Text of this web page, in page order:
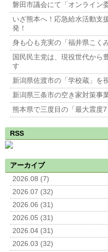
磐田市議会にて「オンライン
いざ熊本へ！応急給水活動支
発！
身も心も充実の「福井県こく
国民民主党は、現役世代から
す
新潟県佐渡市の「学校蔵」を
新潟県三条市の空き家対策事
熊本県で三度目の「最大震度7
RSS
アーカイブ
2026.08 (7)
2026.07 (32)
2026.06 (31)
2026.05 (31)
2026.04 (31)
2026.03 (32)